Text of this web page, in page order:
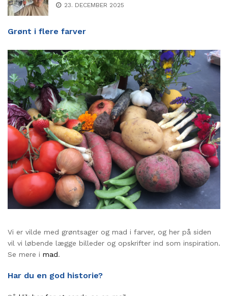
23. DECEMBER 2025
Grønt i flere farver
Vi er vilde med grøntsager og mad i farver, og her på siden
vil vi løbende lægge billeder og opskrifter ind som inspiration.
Se mere i mad.
Har du en god historie?